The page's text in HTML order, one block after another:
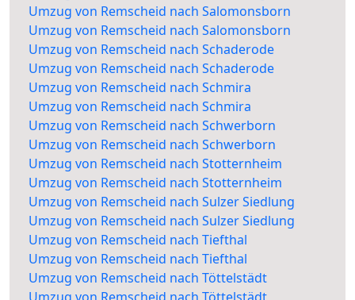
Umzug von Remscheid nach Salomonsborn
Umzug von Remscheid nach Salomonsborn
Umzug von Remscheid nach Schaderode
Umzug von Remscheid nach Schaderode
Umzug von Remscheid nach Schmira
Umzug von Remscheid nach Schmira
Umzug von Remscheid nach Schwerborn
Umzug von Remscheid nach Schwerborn
Umzug von Remscheid nach Stotternheim
Umzug von Remscheid nach Stotternheim
Umzug von Remscheid nach Sulzer Siedlung
Umzug von Remscheid nach Sulzer Siedlung
Umzug von Remscheid nach Tiefthal
Umzug von Remscheid nach Tiefthal
Umzug von Remscheid nach Töttelstädt